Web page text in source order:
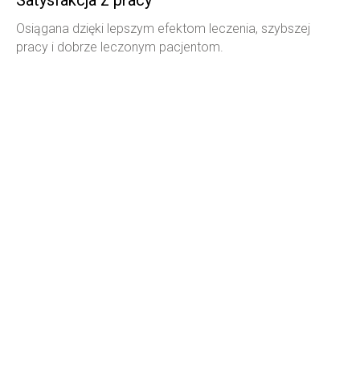
Osiągana dzięki lepszym efektom leczenia, szybszej
pracy i dobrze leczonym pacjentom.